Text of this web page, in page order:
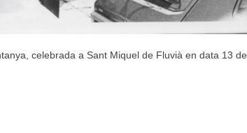
celebrada a Sant Miquel de Fluvià en data 13 de